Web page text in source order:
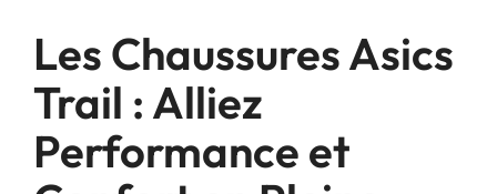
Les Chaussures Asics
Trail : Alliez
Performance et